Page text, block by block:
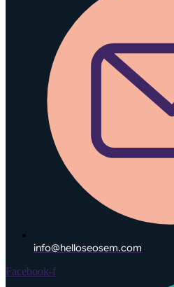
info@helloseosem.com
Facebook-f